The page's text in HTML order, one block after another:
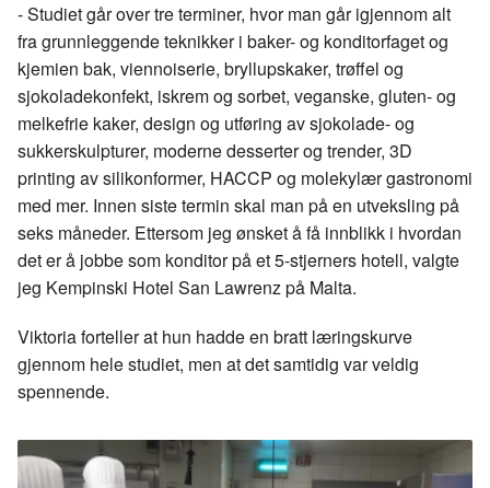
- Studiet går over tre terminer, hvor man går igjennom alt
fra grunnleggende teknikker i baker- og konditorfaget og
kjemien bak, viennoiserie, bryllupskaker, trøffel og
sjokoladekonfekt, iskrem og sorbet, veganske, gluten- og
melkefrie kaker, design og utføring av sjokolade- og
sukkerskulpturer, moderne desserter og trender, 3D
printing av silikonformer, HACCP og molekylær gastronomi
med mer. Innen siste termin skal man på en utveksling på
seks måneder. Ettersom jeg ønsket å få innblikk i hvordan
det er å jobbe som konditor på et 5-stjerners hotell, valgte
jeg Kempinski Hotel San Lawrenz på Malta.
Viktoria forteller at hun hadde en bratt læringskurve
gjennom hele studiet, men at det samtidig var veldig
spennende.